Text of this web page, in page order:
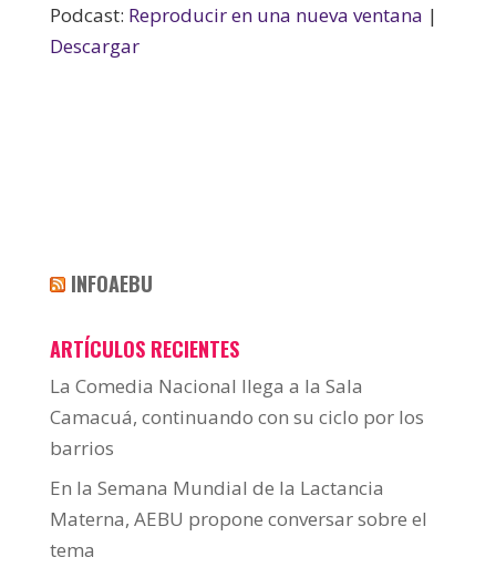
Podcast: Reproducir en una nueva ventana |
Descargar
INFOAEBU
ARTÍCULOS RECIENTES
La Comedia Nacional llega a la Sala
Camacuá, continuando con su ciclo por los
barrios
En la Semana Mundial de la Lactancia
Materna, AEBU propone conversar sobre el
tema